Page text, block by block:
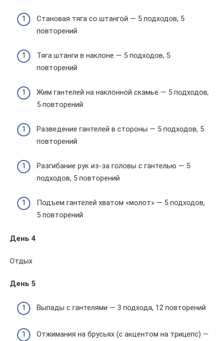
Становая тяга со штангой — 5 подходов, 5
повторений
Тяга штанги в наклоне — 5 подходов, 5
повторений
Жим гантелей на наклонной скамье — 5 подходов,
5 повторений
Разведение гантелей в стороны — 5 подходов, 5
повторений
Разгибание рук из-за головы с гантелью — 5
подходов, 5 повторений
Подъем гантелей хватом «молот» — 5 подходов,
5 повторений
День 4
Отдых
День 5
Выпады с гантелями — 3 подхода, 12 повторений
Отжимания на брусьях (с акцентом на трицепс) —